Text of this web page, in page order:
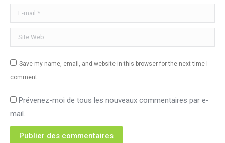
E-mail *
Site Web
Save my name, email, and website in this browser for the next time I
comment.
Prévenez-moi de tous les nouveaux commentaires par e-
mail.
Publier des commentaires